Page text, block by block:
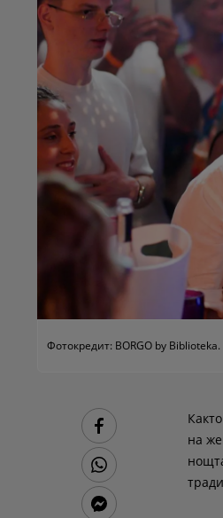
Фотокредит: BORGO by Biblioteka.
на